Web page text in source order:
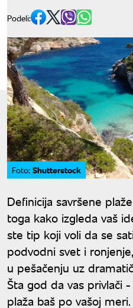
Podeli:
Foto: Shutterstock
Definicija savršene
toga kako izgleda vaš
ste tip koji voli da se
podvodni svet i
u pešačenju uz
Šta god da vas privlači
plaža baš po vašoj meri.